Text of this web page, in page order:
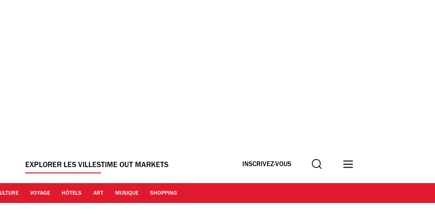
EXPLORER LES VILLESTIME OUT MARKETS INSCRIVEZ-VOUS Recherche
VOYAGE HÔTELS ART MUSIQUE SHOPPING